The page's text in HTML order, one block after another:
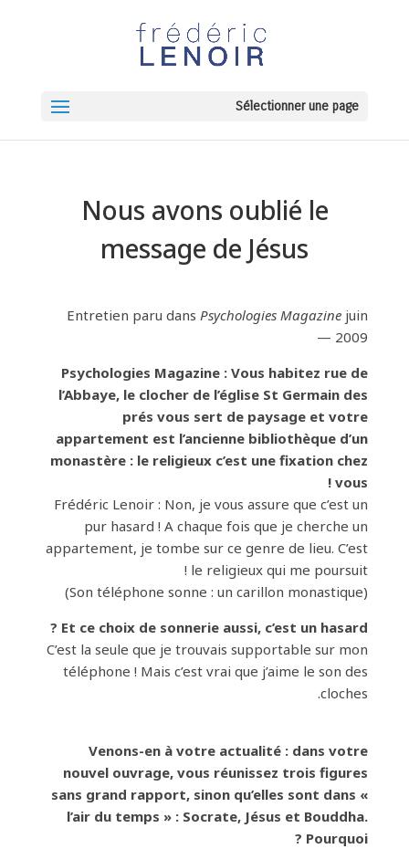
Sélectionner une page
Nous avons oublié le
message de Jésus
Entretien paru dansPsychologies Magazine juin
2009 —
Psychologies Magazine : Vous habitez rue de
l’Abbaye, le clocher de l’église St Germain des
prés vous sert de paysage et votre
appartement est l’ancienne bibliothèque d’un
monastère : le religieux c’est une fixation chez
vous !
Frédéric Lenoir : Non, je vous assure que c’est un
pur hasard ! A chaque fois que je cherche un
appartement, je tombe sur ce genre de lieu. C’est
le religieux qui me poursuit !
(Son téléphone sonne : un carillon monastique)
Et ce choix de sonnerie aussi, c’est un hasard ?
C’est la seule que je trouvais supportable sur mon
téléphone ! Mais c’est vrai que j’aime le son des
cloches.
Venons-en à votre actualité : dans votre
nouvel ouvrage, vous réunissez trois figures
sans grand rapport, sinon qu’elles sont dans «
l’air du temps » : Socrate, Jésus et Bouddha.
Pourquoi ?